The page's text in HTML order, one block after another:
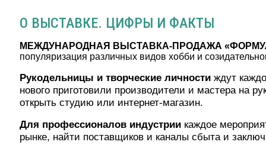
О ВЫСТАВКЕ. ЦИФРЫ И ФАКТЫ
МЕЖДУНАРОДНАЯ ВЫСТАВКА-ПРОДАЖА
популяризация различных видов хобби и
Рукодельницы и творческие личностиждут
нового приготовили производители и мастера на
открыть студию или интернет-магазин.
Для профессионалов индустриикаждое
рынке, найти поставщиков и каналы сбыта и